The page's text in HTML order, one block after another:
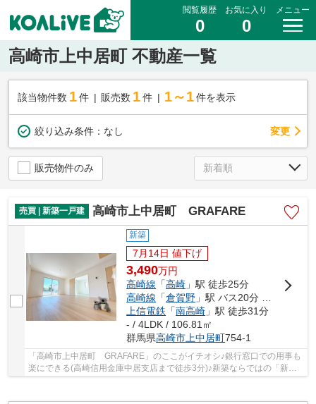
閲覧履歴
0
お気に入り
0
メニュー
高崎市上中居町 不動産一覧
該当物件数 1件 販売数 1 件 1～1 件を表示
絞り込み条件： なし 変更
販売物件のみ
売買 | 新築一戸建 高崎市上中居町 GRAFARE
新築
7月14日 値下げ
3,490万円
高崎線 「高崎 」駅 徒歩25分
高崎線 「倉賀野 」駅 バス20分 「上中居町東」 停歩4分
上信電鉄 「南高崎 」駅 徒歩31分
- / 4LDK / 106.81㎡
群馬県高崎市上中居町754-1
「高崎市上中居町 GRAFARE」のここがイチオシ♪銀行窓口での用事も
楽にできる(高崎信用金庫中居支店まで徒歩3分)♪新築ならではの「新し